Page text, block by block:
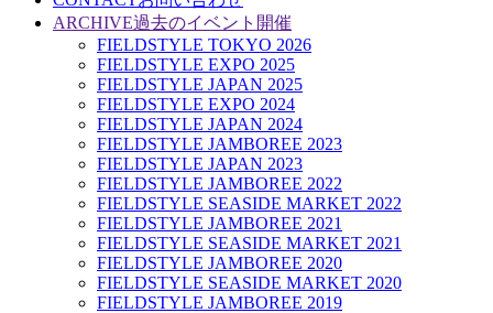
ARCHIVE過去のイベント開催
FIELDSTYLE TOKYO 2026
FIELDSTYLE EXPO 2025
FIELDSTYLE JAPAN 2025
FIELDSTYLE EXPO 2024
FIELDSTYLE JAPAN 2024
FIELDSTYLE JAMBOREE 2023
FIELDSTYLE JAPAN 2023
FIELDSTYLE JAMBOREE 2022
FIELDSTYLE SEASIDE MARKET 2022
FIELDSTYLE JAMBOREE 2021
FIELDSTYLE SEASIDE MARKET 2021
FIELDSTYLE JAMBOREE 2020
FIELDSTYLE SEASIDE MARKET 2020
FIELDSTYLE JAMBOREE 2019